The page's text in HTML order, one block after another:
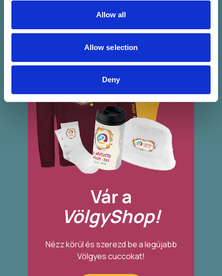
Allow all
Allow selection
Deny
Vár a
VölgyShop!
Nézz körül és szerezd be a legújabb
Völgyes cuccokat!